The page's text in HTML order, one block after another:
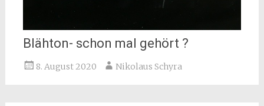
Blähton- schon mal gehört ?
8. August 2020 Nikolaus Schyra